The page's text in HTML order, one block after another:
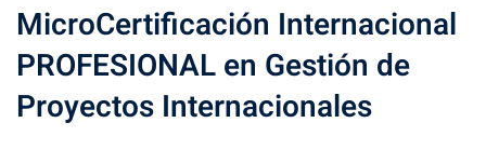
MicroCertificación Internacional
PROFESIONAL en Gestión de
Proyectos Internacionales